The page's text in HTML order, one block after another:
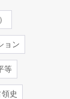
ョン
等
史